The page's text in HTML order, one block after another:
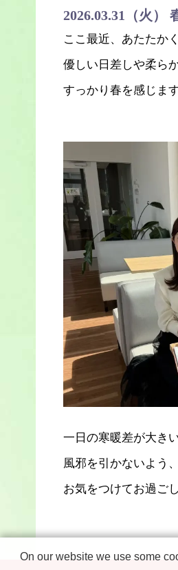
2026.03.31（火）
ここ最近、あたたか
優しい日差しや柔ら
すっかり春を感じま
一日の寒暖差が大き
風邪を引かないよう、
お気をつけてお過ご
On our website we use some